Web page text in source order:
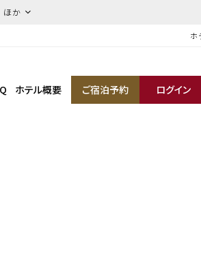
ほか
ホ
ホテル概要 ご宿泊予約 ログイン